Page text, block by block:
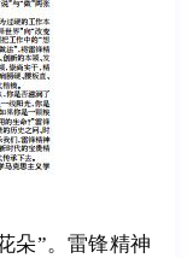
”。雷锋精神